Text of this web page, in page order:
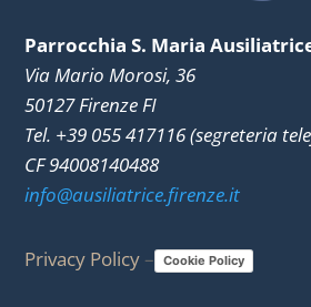
Parrocchia S. Maria
Via Mario Morosi, 36
50127 Firenze FI
Tel. +39 055 417116 (segreteria
CF 94008140488
info@ausiliatrice.firenze.it
Privacy Policy – Cookie Policy